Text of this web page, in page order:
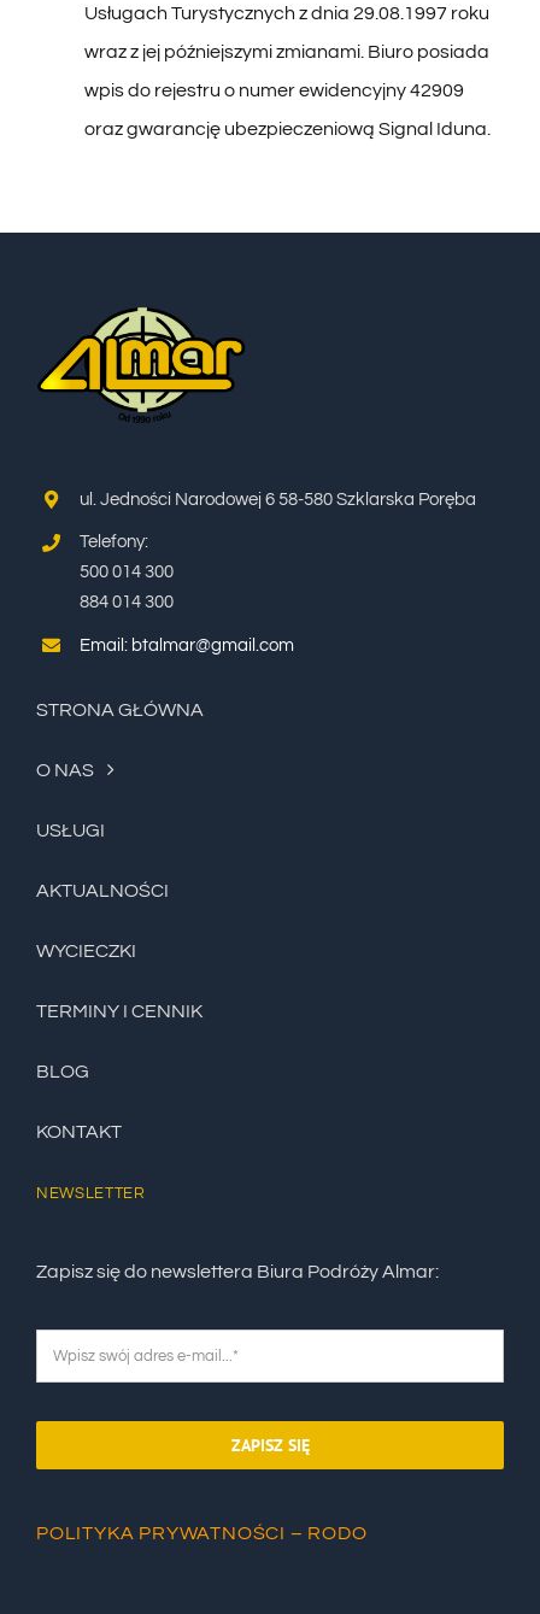
wraz z jej późniejszymi zmianami. Biuro posiada
wpis do rejestru o numer ewidencyjny 42909
oraz gwarancję ubezpieczeniową Signal Iduna.
Telefony:
500 014 300
884 014 300
Email: btalmar@gmail.com